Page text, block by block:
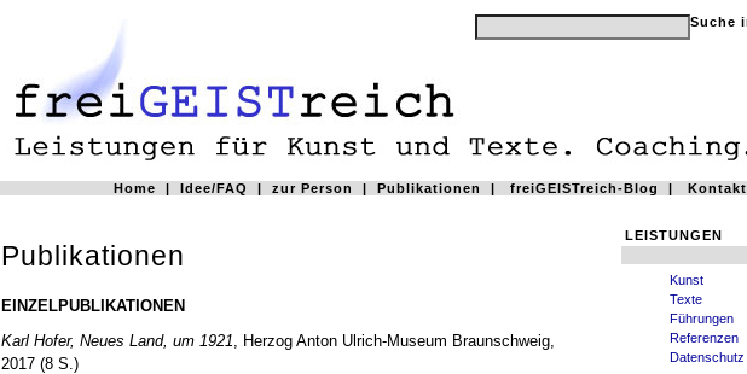
Home | Idee/FAQ | zur Person | Publikationen | freiGEISTreich-Blog | Kontakt
LEISTUNGEN
Kunst
Texte
Führungen
Referenzen
Datenschutz
Publikationen
EINZELPUBLIKATIONEN
Karl Hofer, Neues Land, um 1921 , Herzog Anton Ulrich-Museum Braunschweig,
2017 (8 S.)